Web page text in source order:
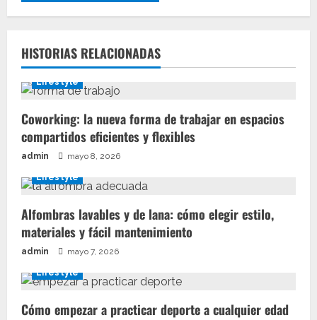
HISTORIAS RELACIONADAS
Lifestyle
Coworking: la nueva forma de trabajar en espacios
compartidos eficientes y flexibles
admin mayo 8, 2026
Lifestyle
Alfombras lavables y de lana: cómo elegir estilo,
materiales y fácil mantenimiento
admin mayo 7, 2026
Lifestyle
Cómo empezar a practicar deporte a cualquier edad